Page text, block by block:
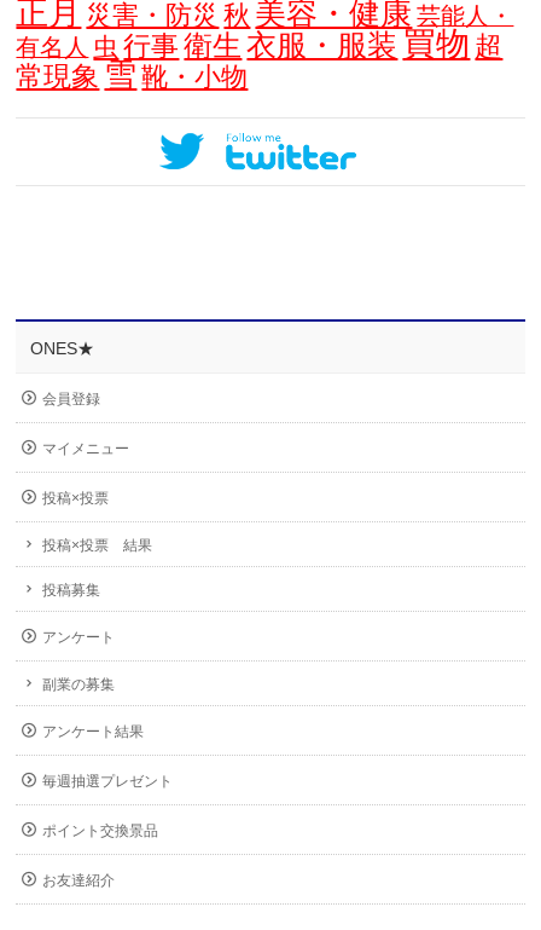
正月 災害・防災 秋 美容・健康 芸能人・
有名人 虫 行事 衛生 衣服・服装 買物 超
常現象 雪 靴・小物
ONES★
会員登録
マイメニュー
投稿×投票
投稿×投票 結果
投稿募集
アンケート
副業の募集
アンケート結果
毎週抽選プレゼント
ポイント交換景品
お友達紹介